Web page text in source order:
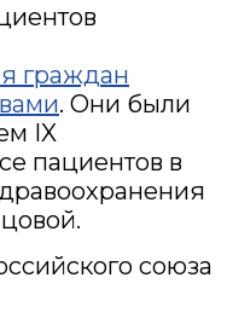
граждан
. Они были
IX
пациентов в